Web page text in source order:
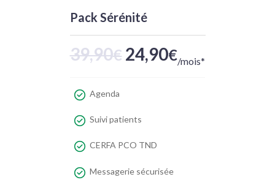
Pack Sérénité
39,90€ 24,90€/mois*
Agenda
Suivi patients
CERFA PCO TND
Messagerie sécurisée